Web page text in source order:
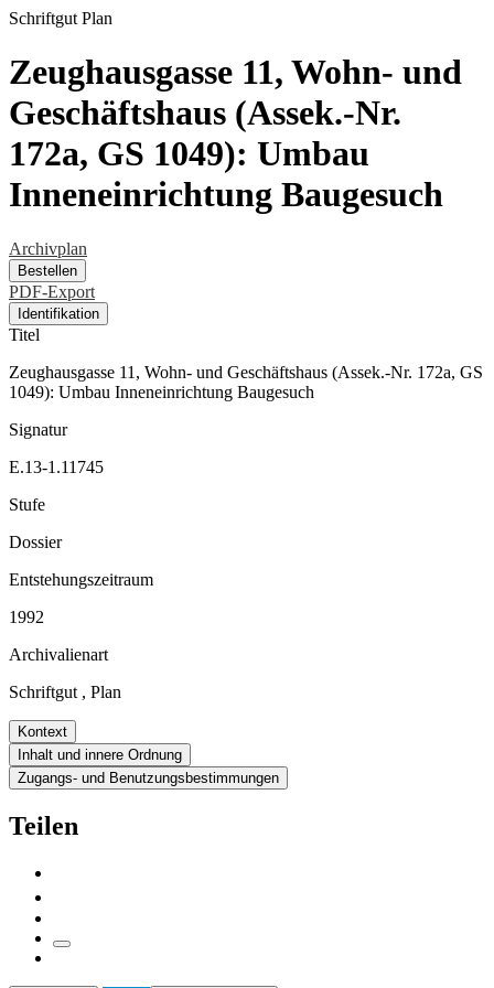
Schriftgut Plan
Zeughausgasse 11, Wohn- und
Geschäftshaus (Assek.-Nr.
172a, GS 1049): Umbau
Inneneinrichtung Baugesuch
Archivplan
Bestellen
PDF-Export
Identifikation
Titel
Zeughausgasse 11, Wohn- und Geschäftshaus (Assek.-Nr. 172a, GS
1049): Umbau Inneneinrichtung Baugesuch
Signatur
E.13-1.11745
Stufe
Dossier
Entstehungszeitraum
1992
Archivalienart
Schriftgut , Plan
Kontext
Inhalt und innere Ordnung
Zugangs- und Benutzungsbestimmungen
Teilen